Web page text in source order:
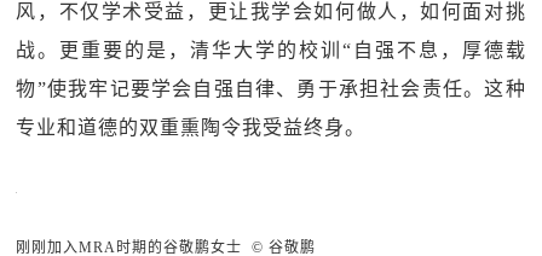
风，不仅学术受益，更让我学会如何做人，如何面对挑
战。更重要的是，清华大学的校训“自强不息，厚德载
物”使我牢记要学会自强自律、勇于承担社会责任。这种
专业和道德的双重熏陶令我受益终身。
刚刚加入MRA时期的谷敬鹏女士 © 谷敬鹏